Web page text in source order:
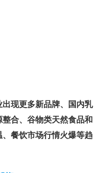
现更多新品牌、国内乳
合、谷物类天然食品和
餐饮市场行情火爆等趋